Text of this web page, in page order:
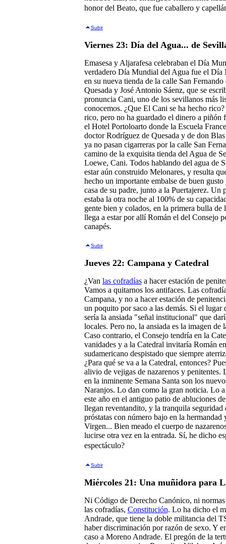
honor del Beato, que fue caballero y
Subir
Viernes 23: Día del Agua... de
Emasesa y Aljarafesa celebraban el Día
verdadero Día Mundial del Agua fue el Día
en su nueva tienda de la calle San
Quesada y José Antonio Sáenz, que se
pronuncia Cani, uno de los sevillanos más
conocemos. ¿Que El Cani se ha hecho
rico, pero no ha guardado el dinero a piñón
el Hotel Portoloarto donde la Escuela
doctor Rodríguez de Quesada y de don
ya no pasan cigarreras por la calle San
camino de la exquisita tienda del Agua de
Loewe, Cani. Todos hablando del agua de
estar aún construido Melonares, y resulta
hecho un importante embalse de buen
casa de su padre, junto a la Puertajerez. Un
estaba la otra noche al 100% de su
gente bien y colados, en la primera bulla de
llega a estar por allí Román el del Consejo
canapés.
Subir
Jueves 22: Campana y Catedral
¿Van las cofradíasa hacer estación de
Vamos a quitarnos los antifaces. Las
Campana, y no a hacer estación de
un poquito por saco a las demás. Si el lugar
sería la ansiada "señal institucional" que
locales. Pero no, la ansiada es la imagen
Caso contrario, el Consejo tendría en la
vanidades y a la Catedral invitaría Román
sudamericano despistado que siempre
¿Para qué se va a la Catedral, entonces?
alivio de vejigas de nazarenos y penitentes.
en la inminente Semana Santa son los
Naranjos. Lo dan como la gran noticia. Lo
este año en el antiguo patio de abluciones
llegan reventandito, y la tranquila seguridad
próstatas con número bajo en la
Virgen... Bien meado el cuerpo de
lucirse otra vez en la entrada. Sí, he dicho
espectáculo?
Subir
Miércoles 21: Una muñidora para
Ni Código de Derecho Canónico, ni
las cofradías, Constitución. Lo ha dicho el
Andrade, que tiene la doble militancia del
haber discriminación por razón de sexo. Y
caso a Moreno Andrade. El pregón de la